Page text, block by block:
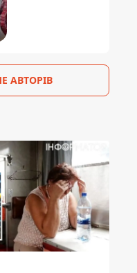
АВТОРІВ